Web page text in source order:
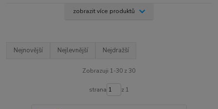
zobrazit více produktů
Nejnovější Nejlevnější Nejdražší
Zobrazuji 1-30 z 30
strana z 1